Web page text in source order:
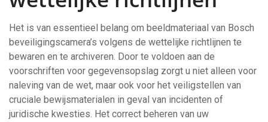
Het is van essentieel belang om beeldmateriaal van Bosch
beveiligingscamera’s volgens de wettelijke richtlijnen te
bewaren en te archiveren. Door te voldoen aan de
voorschriften voor gegevensopslag zorgt u niet alleen voor
naleving van de wet, maar ook voor het veiligstellen van
cruciale bewijsmaterialen in geval van incidenten of
juridische kwesties. Het correct beheren van uw